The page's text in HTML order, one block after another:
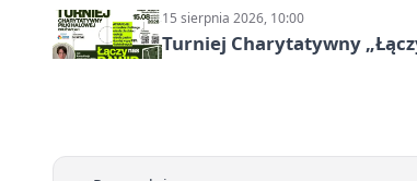
15 sierpnia 2026, 10:00
Turniej Charytatywny